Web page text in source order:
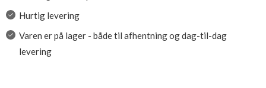
Hurtig levering
Varen er på lager - både til afhentning og dag-til-dag
levering